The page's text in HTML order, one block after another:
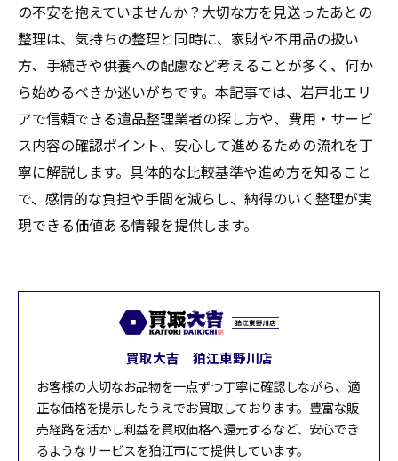
の不安を抱えていませんか？大切な方を見送ったあとの
整理は、気持ちの整理と同時に、家財や不用品の扱い
方、手続きや供養への配慮など考えることが多く、何か
ら始めるべきか迷いがちです。本記事では、岩戸北エリ
アで信頼できる遺品整理業者の探し方や、費用・サービ
ス内容の確認ポイント、安心して進めるための流れを丁
寧に解説します。具体的な比較基準や進め方を知ること
で、感情的な負担や手間を減らし、納得のいく整理が実
現できる価値ある情報を提供します。
買取大吉 狛江東野川店
お客様の大切なお品物を一点ずつ丁寧に確認しながら、適
正な価格を提示したうえでお買取しております。豊富な販
売経路を活かし利益を買取価格へ還元するなど、安心でき
るようなサービスを狛江市にて提供しています。